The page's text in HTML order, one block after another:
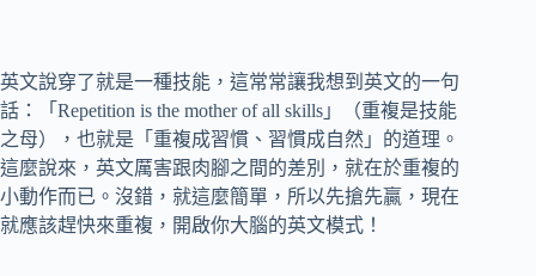
英文說穿了就是一種技能，這常常讓我想到英文的一句
話：「Repetition is the mother of all skills」（重複是技能
之母），也就是「重複成習慣、習慣成自然」的道理。
這麼說來，英文厲害跟肉腳之間的差別，就在於重複的
小動作而已。沒錯，就這麼簡單，所以先搶先贏，現在
就應該趕快來重複，開啟你大腦的英文模式！